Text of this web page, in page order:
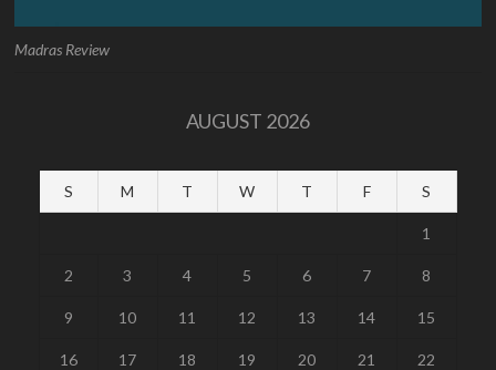
Madras Review
AUGUST 2026
S M T W T F S
1
2 3 4 5 6 7 8
9 10 11 12 13 14 15
16 17 18 19 20 21 22